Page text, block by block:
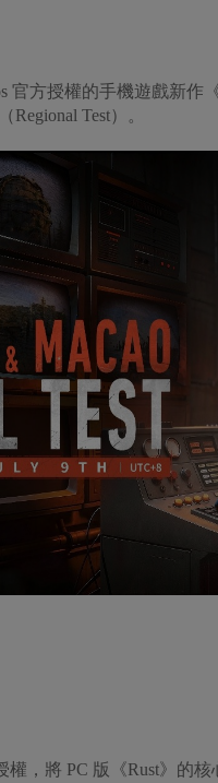
官方授權的手機遊戲新作
Test）。
權，將 PC 版《Rust》的